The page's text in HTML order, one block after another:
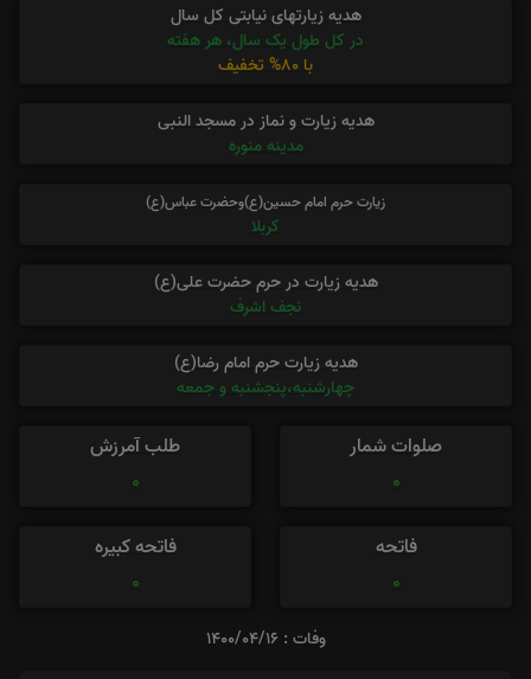
هدیه زیارتهای نیابتی کل سال
در کل طول یک سال، هر هفته
با 80% تخفیف
هدیه زیارت و نماز در مسجد النبی
مدینه منوره
زیارت حرم امام حسین(ع)وحضرت عباس(ع)
کربلا
هدیه زیارت در حرم حضرت علی(ع)
نجف اشرف
هدیه زیارت حرم امام رضا(ع)
چهارشنبه،پنجشنبه و جمعه
صلوات شمار
0
طلب آمرزش
0
فاتحه
0
فاتحه کبیره
0
وفات : 1400/04/16